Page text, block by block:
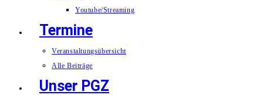
Youtube/Streaming
Termine
Veranstaltungsübersicht
Alle Beiträge
Unser PGZ